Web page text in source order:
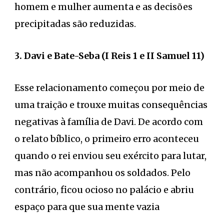
homem e mulher aumenta e as decisões
precipitadas são reduzidas.
3. Davi e Bate-Seba (I Reis 1 e II Samuel 11)
Esse relacionamento começou por meio de
uma traição e trouxe muitas consequências
negativas à família de Davi. De acordo com
o relato bíblico, o primeiro erro aconteceu
quando o rei enviou seu exército para lutar,
mas não acompanhou os soldados. Pelo
contrário, ficou ocioso no palácio e abriu
espaço para que sua mente vazia